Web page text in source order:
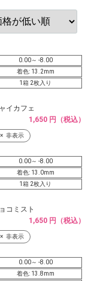
0.00～ -8.00
着色: 13.2mm
1箱 2枚入り
イカフェ
1,650 円（税込）
非表示
0.00～ -8.00
着色: 13.0mm
1箱 2枚入り
コミスト
1,650 円（税込）
非表示
0.00～ -8.00
着色: 13.8mm